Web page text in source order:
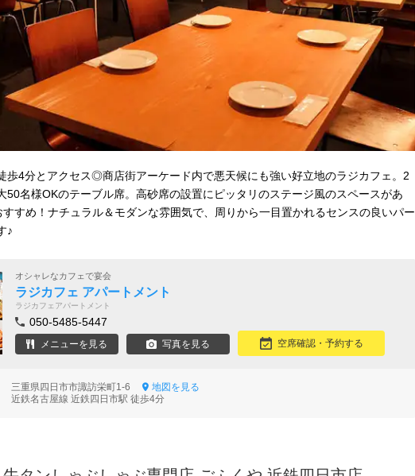
歩4分とアクセス◎商店街アーケード内で悪天候にも強い好立地のラジカフェ。2
50名様OKのテーブル席。高砂席の設置にピッタリのステージ風のスペースがあ
すすめ！ナチュラル＆モダンな雰囲気で、周りから一目置かれるセンスの良いパー
♪
オシャレなカフェで宴会
ラジカフェ アパートメント
ラジカフェアパートメント
050-5485-5447
メニューを見る 写真を見る 空席確認・予約する
三重県四日市市諏訪栄町1-6
地図を見る
近鉄名古屋線 近鉄四日市駅 徒歩4分